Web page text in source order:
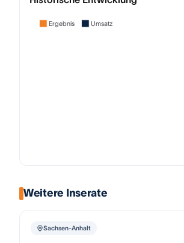
Ergebnis Umsatz
Weitere Inserate
Sachsen-Anhalt